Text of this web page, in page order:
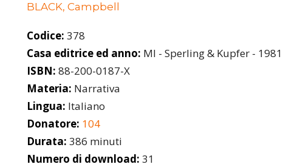
BLACK, Campbell
Codice: 378
Casa editrice ed anno: MI - Sperling & Kupfer - 1981
ISBN: 88-200-0187-X
Materia: Narrativa
Lingua: Italiano
Donatore: 104
Durata: 386 minuti
Numero di download: 31